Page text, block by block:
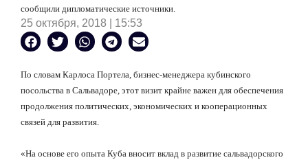
сообщили дипломатические источники.
25 октября, 2018 | 15:53
По словам Карлоса Портела, бизнес-менеджера кубинского
посольства в Сальвадоре, этот визит крайне важен для обеспечения
продолжения политических, экономических и кооперационных
связей для развития.
«На основе его опыта Куба вносит вклад в развитие сальвадорского